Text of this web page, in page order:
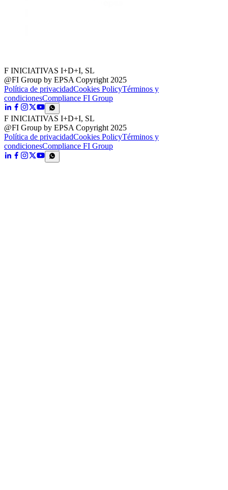
F INICIATIVAS I+D+I, SL
@FI Group by EPSA Copyright 2025
Política de privacidadCookies PolicyTérminos y
condicionesCompliance FI Group
F INICIATIVAS I+D+I, SL
@FI Group by EPSA Copyright 2025
Política de privacidadCookies PolicyTérminos y
condicionesCompliance FI Group